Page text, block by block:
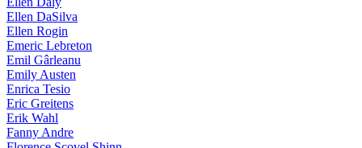
Ellen DaSilva
Ellen Rogin
Emeric Lebreton
Emil Gârleanu
Emily Austen
Enrica Tesio
Eric Greitens
Erik Wahl
Fanny Andre